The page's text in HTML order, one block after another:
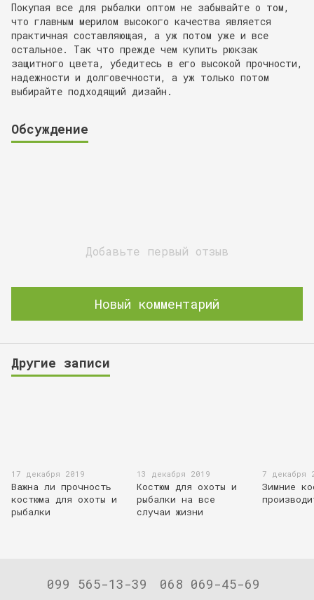
Покупая все для рыбалки оптом не забывайте о том,
что главным мерилом высокого качества является
практичная составляющая, а уж потом уже и все
остальное. Так что прежде чем купить рюкзак
защитного цвета, убедитесь в его высокой прочности,
надежности и долговечности, а уж только потом
выбирайте подходящий дизайн.
Обсуждение
Добавьте первый отзыв
Новый комментарий
Другие записи
17 декабря 2019
Важна ли прочность
костюма для охоты и
рыбалки
13 декабря 2019
Костюм для охоты и
рыбалки на все
случаи жизни
7 декабря
Зимние
099 565-13-39 068 069-45-69